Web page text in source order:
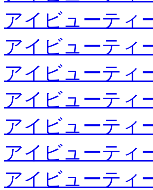
アイビューティ
アイビューティ
アイビューティ
アイビューティ
アイビューティ
アイビューティ
アイビューティ